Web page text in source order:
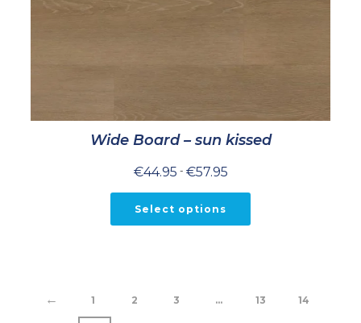
Wide Board – sun kissed
€44.95 - €57.95Prijsklasse:
tot
Select options
← 1 2 3 … 13 14